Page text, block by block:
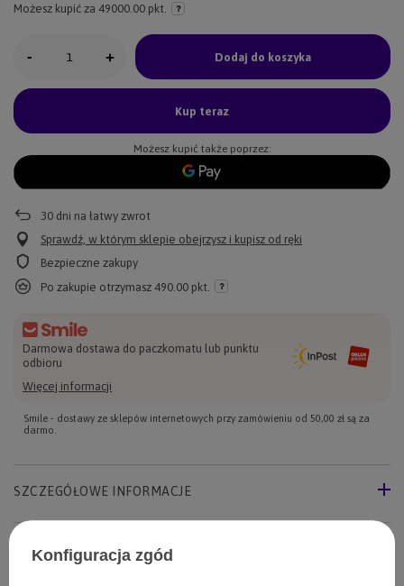
Możesz kupić za 49000.00 pkt.
- + Dodaj do koszyka
Kup teraz
Możesz kupić także poprzez:
30 dni na łatwy zwrot
Sprawdź, w którym sklepie obejrzysz i kupisz od ręki
Bezpieczne zakupy
Po zakupie otrzymasz 490.00 pkt.
Darmowa dostawa do paczkomatu lub punktu
odbioru
Więcej informacji
Smile - dostawy ze sklepów internetowych przy zamówieniu od 50,00 zł są za
darmo.
SZCZEGÓŁOWE INFORMACJE
ZADAJ PYTANIE
Konfiguracja zgód